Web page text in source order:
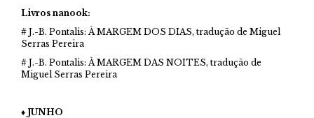
Livros nanook:
# J.-B. Pontalis: À MARGEM DOS DIAS, tradução de Miguel
Serras Pereira
# J.-B. Pontalis: À MARGEM DAS NOITES, tradução de
Miguel Serras Pereira
♦ JUNHO